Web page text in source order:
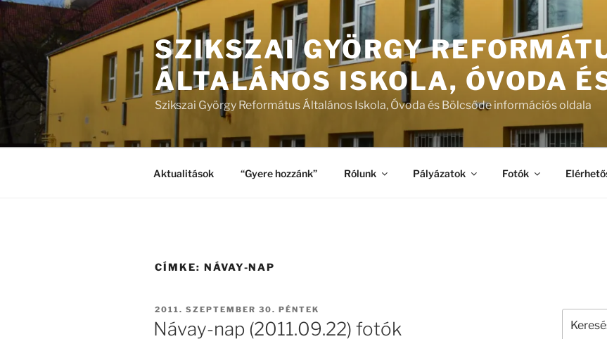
Tartalomhoz
SZIKSZAI GYÖRGY
ÁLTALÁNOS ISKOLA, ÓVODA
Szikszai György Református Általános Iskola, Óvoda és Bölcsőde információs oldala
Aktualitások “Gyere hozzánk” Rólunk Pályázatok Fotók
CÍMKE: NÁVAY-NAP
BEKÜLDVE:
2011. SZEPTEMBER 30. PÉNTEK
Návay-nap (2011.09.22) fotók